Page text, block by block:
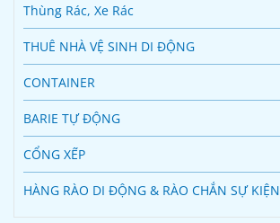
Thùng Rác, Xe Rác
THUÊ NHÀ VỆ SINH DI ĐỘNG
CONTAINER
BARIE TỰ ĐỘNG
CỔNG XẾP
HÀNG RÀO DI ĐỘNG & RÀO CHẮN SỰ KIỆN